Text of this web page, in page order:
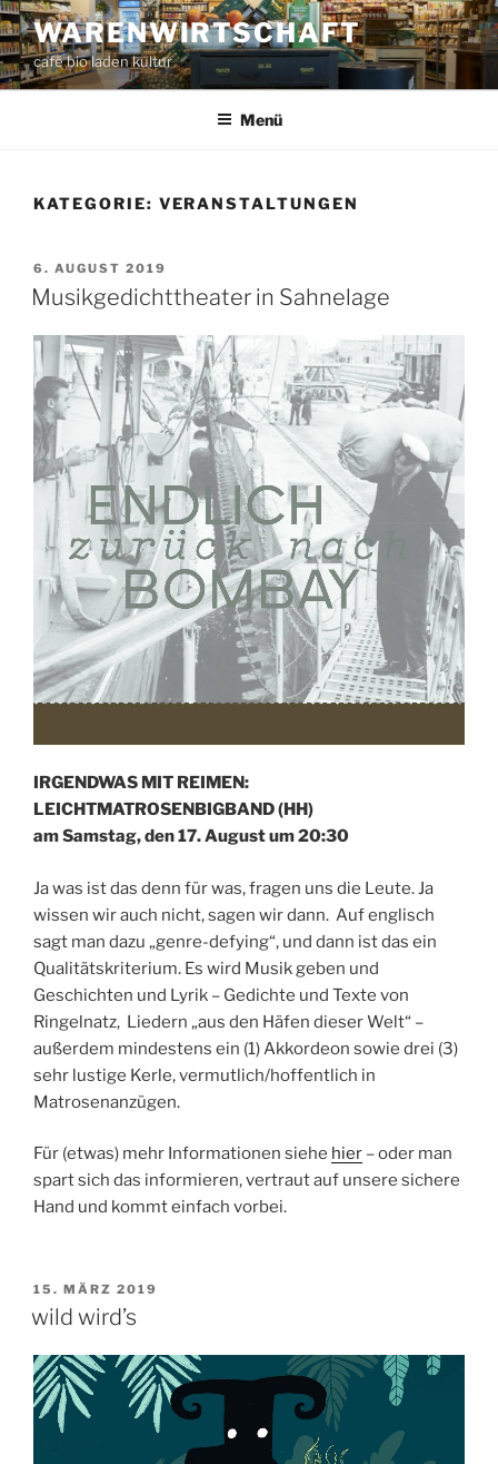
Zum
Inhalt
springen
WARENWIRTSCHAFT
café bio laden kultur
Menü
KATEGORIE: VERANSTALTUNGEN
VERÖFFENTLICHT
AM
6. AUGUST 2019
Musikgedichttheater in Sahnelage
IRGENDWAS MIT REIMEN:
LEICHTMATROSENBIGBAND (HH)
am Samstag, den 17. August um 20:30
Ja was ist das denn für was, fragen uns die Leute. Ja
wissen wir auch nicht, sagen wir dann. Auf englisch
sagt man dazu „genre-defying“, und dann ist das ein
Qualitätskriterium. Es wird Musik geben und
Geschichten und Lyrik – Gedichte und Texte von
Ringelnatz, Liedern „aus den Häfen dieser Welt“ –
außerdem mindestens ein (1) Akkordeon sowie drei (3)
sehr lustige Kerle, vermutlich/hoffentlich in
Matrosenanzügen.
Für (etwas) mehr Informationen siehe hier – oder man
spart sich das informieren, vertraut auf unsere sichere
Hand und kommt einfach vorbei.
VERÖFFENTLICHT
AM
15. MÄRZ 2019
wild wird’s